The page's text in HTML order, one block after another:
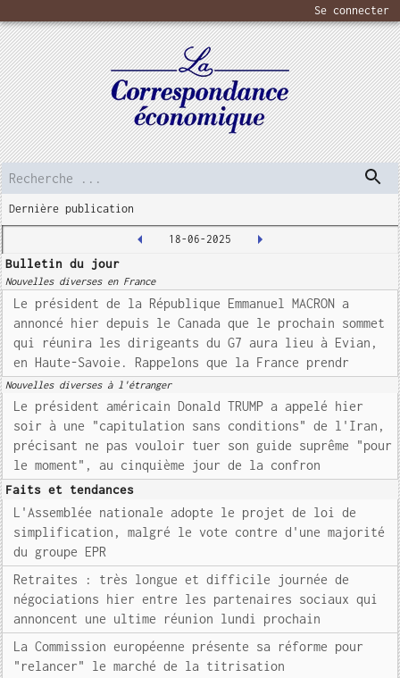
Se connecter
Dernière publication
18-06-2025
Bulletin du jour
Nouvelles diverses en France
Le président de la République Emmanuel MACRON a
annoncé hier depuis le Canada que le prochain sommet
qui réunira les dirigeants du G7 aura lieu à Evian,
en Haute-Savoie. Rappelons que la France prendr
Nouvelles diverses à l'étranger
Le président américain Donald TRUMP a appelé hier
soir à une "capitulation sans conditions" de l'Iran,
précisant ne pas vouloir tuer son guide suprême "pour
le moment", au cinquième jour de la confron
Faits et tendances
L'Assemblée nationale adopte le projet de loi de
simplification, malgré le vote contre d'une majorité
du groupe EPR
Retraites : très longue et difficile journée de
négociations hier entre les partenaires sociaux qui
annoncent une ultime réunion lundi prochain
La Commission européenne présente sa réforme pour
"relancer" le marché de la titrisation